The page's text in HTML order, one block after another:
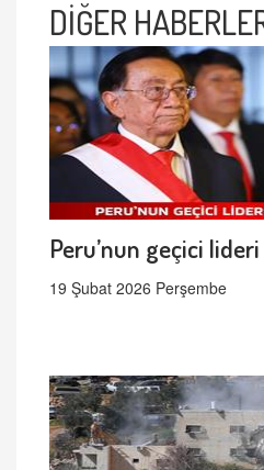
DİĞER
Peru’nun geçici
19 Şubat 2026 Perşembe